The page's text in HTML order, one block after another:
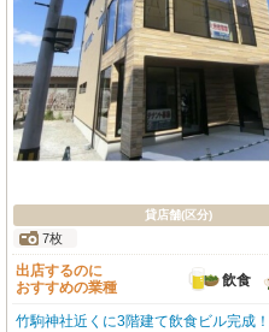
貸店舗(区分)
7枚
出店するのに
おすすめの業種
飲食
竹駒神社近くに3階建て飲食ビル完成